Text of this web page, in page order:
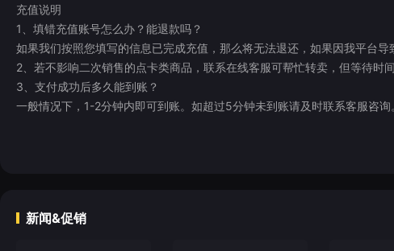
充值说明
1、填错充值账号怎么办？能退款吗？
如果我们按照您填写的信息已完成充值，那么将无法退还，如果因我平台
2、若不影响二次销售的点卡类商品，联系在线客服可帮忙转卖，但等待时间
3、支付成功后多久能到账？
一般情况下，1-2分钟内即可到账。如超过5分钟未到账请及时联系客服咨询
新闻&促销